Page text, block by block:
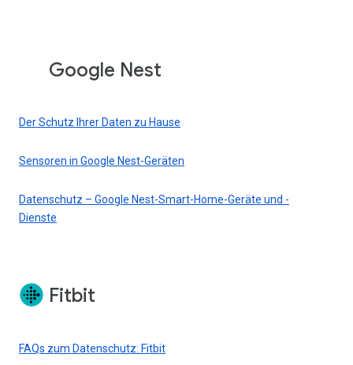
Google Nest
Der Schutz Ihrer Daten zu Hause
Sensoren in Google Nest-Geräten
Datenschutz – Google Nest-Smart-Home-Geräte und -
Dienste
Fitbit
FAQs zum Datenschutz: Fitbit